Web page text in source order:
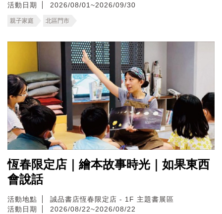
活動日期
2026/08/01~2026/09/30
親子家庭 北區門市
恆春限定店｜繪本故事時光｜如果東西
會說話
活動地點
誠品書店恆春限定店 - 1F 主題書展區
活動日期
2026/08/22~2026/08/22